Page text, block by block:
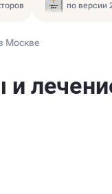
по версии
Москве